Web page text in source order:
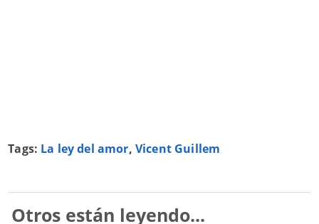
Tags: La ley del amor, Vicent Guillem
Otros están leyendo...